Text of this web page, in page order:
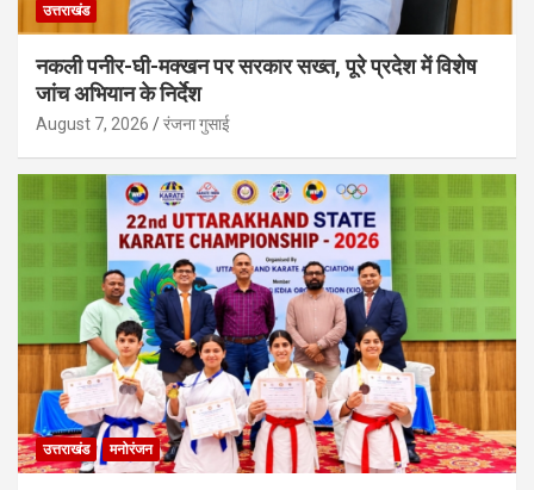
उत्तराखंड
नकली पनीर-घी-मक्खन पर सरकार सख्त, पूरे प्रदेश में विशेष
जांच अभियान के निर्देश
August 7, 2026 रंजना गुसाई
उत्तराखंड मनोरंजन